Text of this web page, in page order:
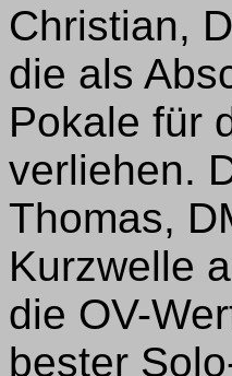
Christian,
die als
Pokale für
verliehen.
Thomas,
Kurzwelle
die OV-
bester